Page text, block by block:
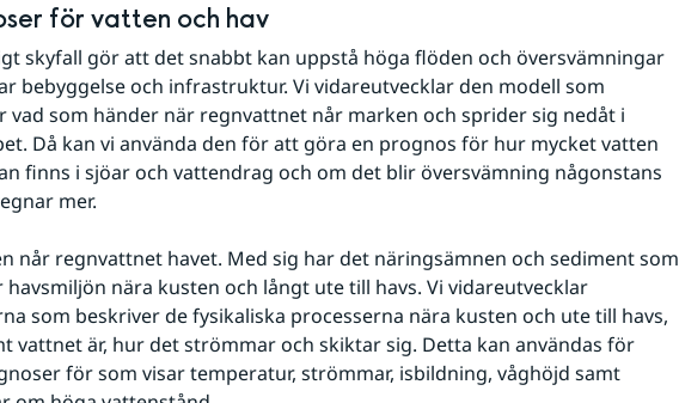
för vatten och hav
skyfall gör att det snabbt kan uppstå höga flöden och översvämningar
bebyggelse och infrastruktur. Vi vidareutvecklar den modell som
vad som händer när regnvattnet når marken och sprider sig nedåt i
Då kan vi använda den för att göra en prognos för hur mycket vatten
finns i sjöar och vattendrag och om det blir översvämning någonstans
mer.
når regnvattnet havet. Med sig har det näringsämnen och sediment som
havsmiljön nära kusten och långt ute till havs. Vi vidareutvecklar
som beskriver de fysikaliska processerna nära kusten och ute till havs,
vattnet är, hur det strömmar och skiktar sig. Detta kan användas för
för som visar temperatur, strömmar, isbildning, våghöjd samt